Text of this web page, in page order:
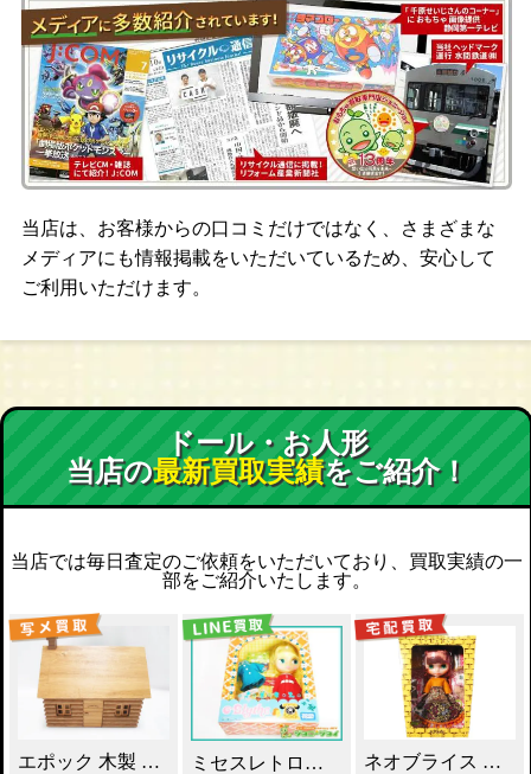
当店は、お客様からの口コミだけではなく、さまざまな
メディアにも情報掲載をいただいているため、安心して
ご利用いただけます。
ドール・お人形
当店の最新買取実績をご紹介！
当店では毎日査定のご依頼をいただいており、買取実績の一
部をご紹介いたします。
エポック 木製 丸太小屋 シルバニアファミリー 買取！ ミセスレトロママ ネオブライス Blythe買取！ ネオブライス あちゃちゅむずきん 買取！